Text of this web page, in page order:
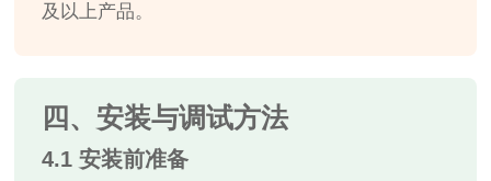
及以上产品。
四、安装与调试方法
4.1 安装前准备